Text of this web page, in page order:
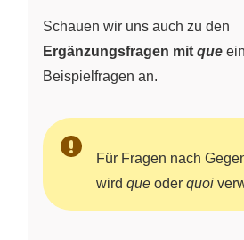
Schauen wir uns auch zu den
Ergänzungsfragen mit que
Beispielfragen an.
Für Fragen nach
wird que oder quoi